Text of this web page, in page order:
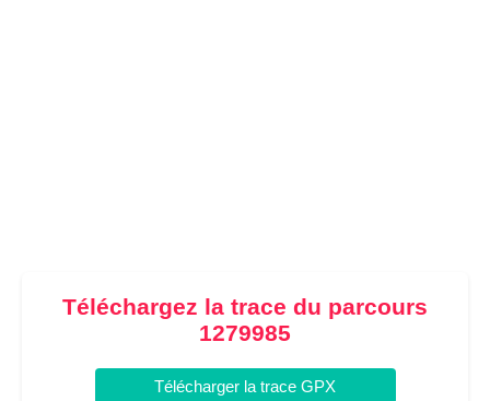
Téléchargez la trace du parcours
1279985
Télécharger la trace GPX